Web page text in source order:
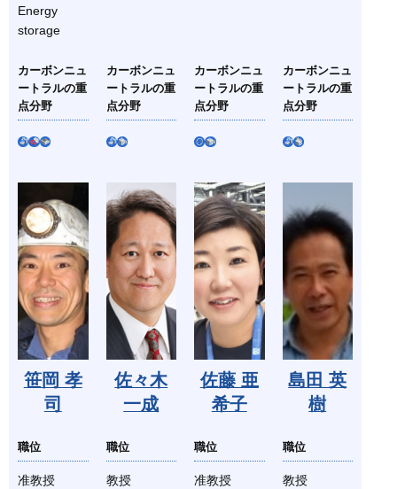
Energy
storage
カーボンニュ
ートラルの重
点分野
カーボンニュ
ートラルの重
点分野
カーボンニュ
ートラルの重
点分野
カーボンニュ
ートラルの重
点分野
笹岡 孝
司
職位
准教授
佐々木
一成
職位
教授
佐藤 亜
希子
職位
准教授
島田 英
樹
職位
教授